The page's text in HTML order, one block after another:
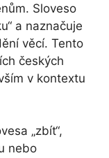
Sloveso
a naznačuje
věcí. Tento
českých
v kontextu
„zbít“,
nebo